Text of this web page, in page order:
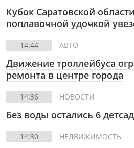
Кубок Саратовской
поплавочной удочкой
14:44 АВТО
Движение троллейбуса
ремонта в центре города
14:36 НОВОСТИ
Без воды остались 6
14:30 НЕДВИЖИМОСТЬ